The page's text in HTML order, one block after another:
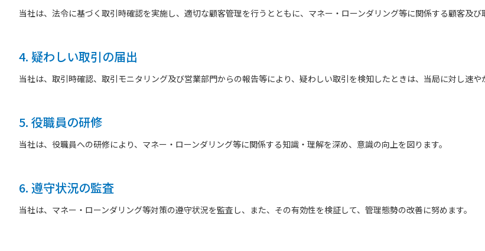
当社は、法令に基づく取引時確認を実施し、適切な顧客管理を行うとともに、マネー・ローンダリング等に関係する顧客及び
4. 疑わしい取引の届出
当社は、取引時確認、取引モニタリング及び営業部門からの報告等により、疑わしい取引を検知したときは、当局に対し速や
5. 役職員の研修
当社は、役職員への研修により、マネー・ローンダリング等に関係する知識・理解を深め、意識の向上を図ります。
6. 遵守状況の監査
当社は、マネー・ローンダリング等対策の遵守状況を監査し、また、その有効性を検証して、管理態勢の改善に努めます。